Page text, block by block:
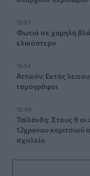
15:57
Φωτιά σε χαμηλή
ελικόπτερο
15:54
Αττικόν: Εκτός
τομογράφοι
15:48
Ταϊλάνδη: Στους 9 οι
12χρονου κοριτσιού
σχολείο